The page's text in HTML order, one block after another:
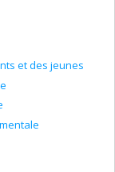
et des jeunes